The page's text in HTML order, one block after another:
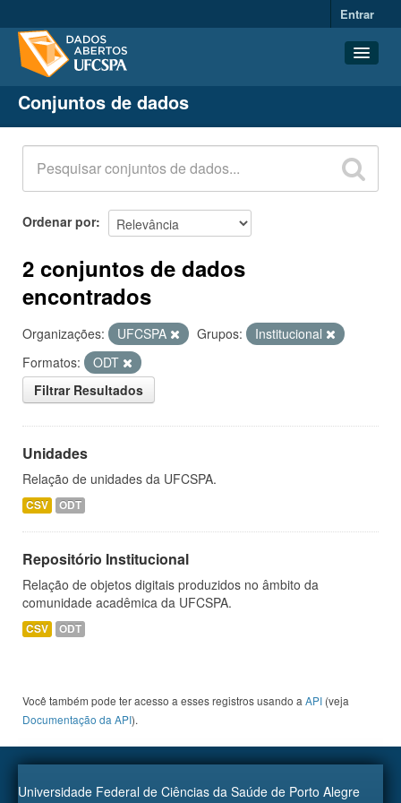
Entrar
Conjuntos de dados
Organizações
Grupos
Sobre
Conjuntos de dados
Ordenar por
2 conjuntos de dados
encontrados
Organizações: UFCSPA Grupos:
Institucional
Formatos:
ODT
Filtrar Resultados
Unidades
Relação de unidades da UFCSPA.
CSV ODT
Repositório Institucional
Relação de objetos digitais produzidos no âmbito da
comunidade acadêmica da UFCSPA.
CSV ODT
Você também pode ter acesso a esses registros usando a API (veja
Documentação da API).
Universidade Federal de Ciências da Saúde de Porto Alegre